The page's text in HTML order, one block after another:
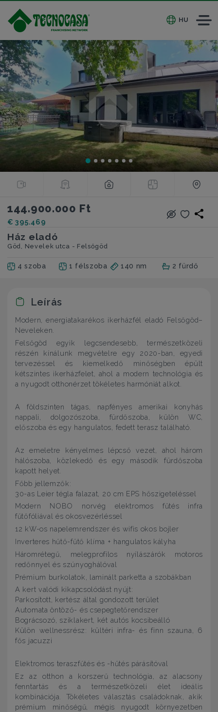
HU
144.900.000 Ft
€ 395.469
Ház eladó
Göd, Nevelek utca - Felsőgöd
4 szoba 1 félszoba 140 nm 2 fürdő
Leírás
Modern, energiatakarékos ikerházfél eladó Felsőgöd–
Neveleken.
Felsőgöd egyik legcsendesebb, természetközeli
részén kínálunk megvételre egy 2020-ban, egyedi
tervezéssel és kiemelkedő minőségben épült
kétszintes ikerházfelet, ahol a modern technológia és
a nyugodt otthonérzet tökéletes harmóniát alkot.
A földszinten tágas, napfényes amerikai konyhás
nappali, dolgozószoba, fürdőszoba, külön WC,
előszoba és egy hangulatos, fedett terasz található.
Az emeletre kényelmes lépcső vezet, ahol három
hálószoba, közlekedő és egy második fürdőszoba
kapott helyet.
Főbb jellemzők:
30-as Leier tégla falazat, 20 cm EPS hőszigeteléssel
Modern NOBO norvég elektromos fűtés infra
fűtőfóliával és okosvezérléssel
12 kW-os napelemrendszer és wifis okos bojler
Inverteres hűtő-fűtő klíma + hangulatos kályha
Háromrétegű, melegprofilos nyílászárók motoros
redőnnyel és szúnyoghálóval
Prémium burkolatok, laminált parketta a szobákban
A kert valódi kikapcsolódást nyújt:
Parkosított, kertész által gondozott terület
Automata öntöző- és csepegtetőrendszer
Bográcsozó, sziklakert, két autós kocsibeálló
Külön wellnessrész: kültéri infra- és finn szauna, 6
fős jacuzzi
Elektromos teraszfűtés és -hűtés párásítóval
Ez az otthon a korszerű technológia, az alacsony
fenntartás és a természetközeli élet ideális
kombinációja. Tökéletes választás családoknak, akik
prémium minőségű, mégis nyugodt környezetben